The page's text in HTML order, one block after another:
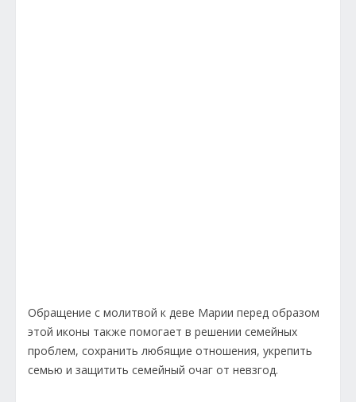
Обращение с молитвой к деве Марии перед образом
этой иконы также помогает в решении семейных
проблем, сохранить любящие отношения, укрепить
семью и защитить семейный очаг от невзгод.